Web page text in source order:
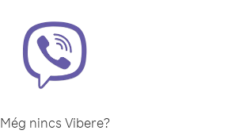
Még nincs Vibere?